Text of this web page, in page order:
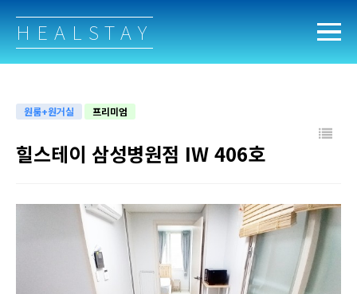
HEALSTAY
원룸+원거실 프리미엄
힐스테이 삼성병원점 IW 406호